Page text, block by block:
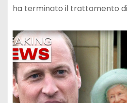
ha terminato il trattamento